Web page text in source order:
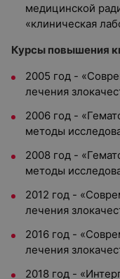
медицинской
«клиническая
Курсы повышения
2005 год -
лечения
2006 год -
методы
2008 год -
методы
2012 год -
лечения
2016 год -
лечения
2018 год -